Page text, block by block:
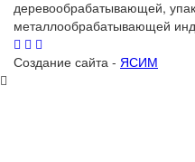
деревообрабатывающей,
металлообрабатывающей
Создание сайта - ЯСИМ